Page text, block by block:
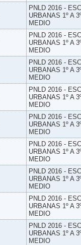
PNLD 2016 -
URBANAS 1º A
MEDIO
PNLD 2016 -
URBANAS 1º A
MEDIO
PNLD 2016 -
URBANAS 1º A
MEDIO
PNLD 2016 -
URBANAS 1º A
MEDIO
PNLD 2016 -
URBANAS 1º A
MEDIO
PNLD 2016 -
URBANAS 1º A
MEDIO
PNLD 2016 -
URBANAS 1º A
MEDIO
PNLD 2016 -
URBANAS 1º A
MEDIO
PNLD 2016 -
URBANAS 1º A
MEDIO